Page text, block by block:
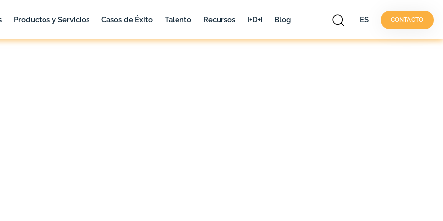
Productos y Servicios Casos de Éxito Talento Recursos I+D+i Blog ES CONTACTO